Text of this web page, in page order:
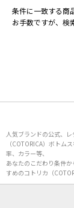
条件に一致する商
お手数ですが、検
人気ブランドの公式、
（COTORICA）ボトム
率、カラー等、
あなたのこだわり条件
すめのコトリカ（